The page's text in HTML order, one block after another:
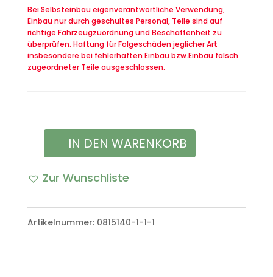
Bei Selbsteinbau eigenverantwortliche Verwendung,
Einbau nur durch geschultes Personal, Teile sind auf
richtige Fahrzeugzuordnung und Beschaffenheit zu
überprüfen. Haftung für Folgeschäden jeglicher Art
insbesondere bei fehlerhaften Einbau bzw.Einbau falsch
zugeordneter Teile ausgeschlossen.
Schützenschnur
der
in
IN DEN WARENKORB
Zur Wunschliste
Artikelnummer: 0815140-1-1-1